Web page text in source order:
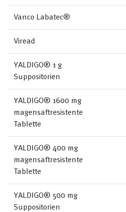
Vanco Labatec®
Viread
YALDIGO® 1 g
Suppositorien
YALDIGO® 1600 mg
magensaftresistente
Tablette
YALDIGO® 400 mg
magensaftresistente
Tablette
YALDIGO® 500 mg
Suppositorien